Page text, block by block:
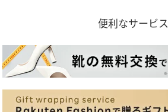
便利なサービス